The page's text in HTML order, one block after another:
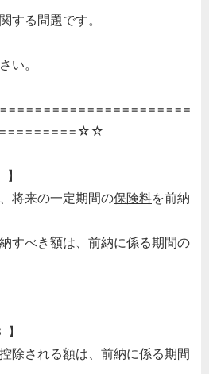
する問題です。
い。
将来の一定期間の保険料を前納
すべき額は、前納に係る期間の
除される額は、前納に係る期間